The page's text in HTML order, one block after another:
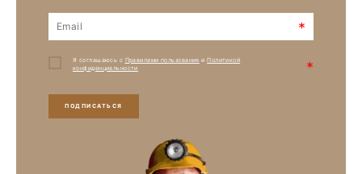
*
Я соглашаюсь с Правилами пользования иПолитикой
конфиденциальности
*
ПОДПИСАТЬСЯ